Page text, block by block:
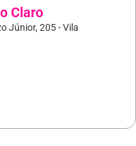
Claro
Júnior, 205 - Vila